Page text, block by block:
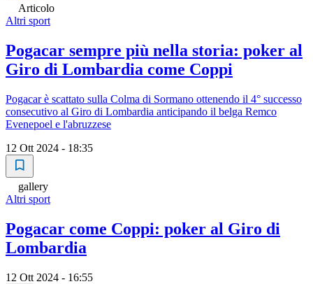
Articolo
Altri sport
Pogacar sempre più nella storia: poker al
Giro di Lombardia come Coppi
Pogacar è scattato sulla Colma di Sormano ottenendo il 4° successo
consecutivo al Giro di Lombardia anticipando il belga Remco
Evenepoel e l'abruzzese
12 Ott 2024 - 18:35
gallery
Altri sport
Pogacar come Coppi: poker al Giro di
Lombardia
12 Ott 2024 - 16:55